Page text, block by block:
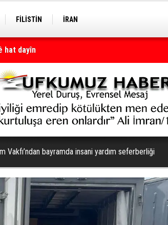
FİLİSTİN İRAN
dayîn
Vakfı’ndan bayramda insani yardım seferberliği